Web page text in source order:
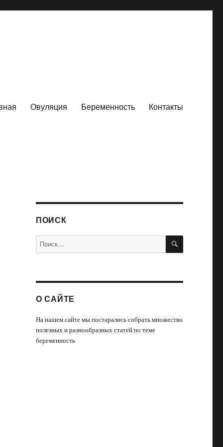
Овуляция Беременность Контакты
ПОИСК
Искать: ПОИСК
О САЙТЕ
На нашем сайте мы постарались собрать множество
полезных и разнообразных статей по теме
беременность